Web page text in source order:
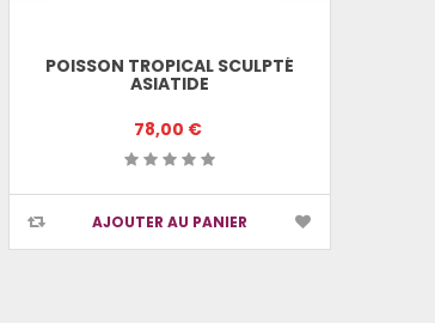
POISSON TROPICAL SCULPTÉ
ASIATIDE
78,00 €
AJOUTER AU PANIER